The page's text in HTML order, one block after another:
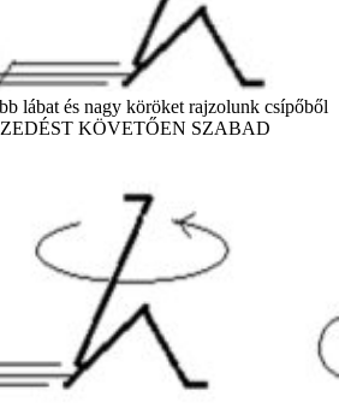
lábat és nagy köröket rajzolunk csípőből
KÖVETŐEN SZABAD